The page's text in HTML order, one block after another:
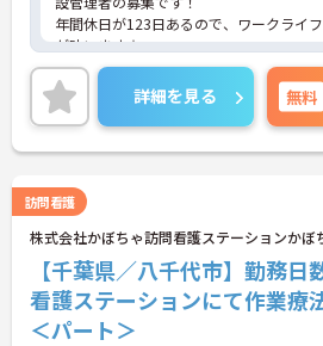
いる職場です
・インカム導入によりスタッフ間のフリ
絡・情報共有が可能、また、睡眠センサ
サ等IoT機器を活用し、業務効率化と質の
両立しています
・従業員満足度調査を定期実施し、スタッ
制度に反映する文化があります
・エリアマネージャー・社長が定期的に
【育児・家庭との両立を本気でサポート
場です】
・育休取得率100%・育休後就業復帰率
児と仕事を両立できる体制が整っていま
・育児短時間勤務が小学4年生まで利用
り長い期間サポートを受けることができ
・「くるみん」「えるぼし」「トモニン」
年間休日が123日あるので、ワークライ
が叶います☆
また、住宅手当がある為、生活面の負担
安心して長く勤務していただけます◎
ご興味のある方には、面接対策ポイント
に詳細をご案内しますのでお気軽にご相
い！
詳細を見る 無料
訪問看護
株式会社かぼちゃ訪問看護ステーションかぼ
【千葉県／八千代市】勤務
看護ステーションにて作業療
＜パート＞